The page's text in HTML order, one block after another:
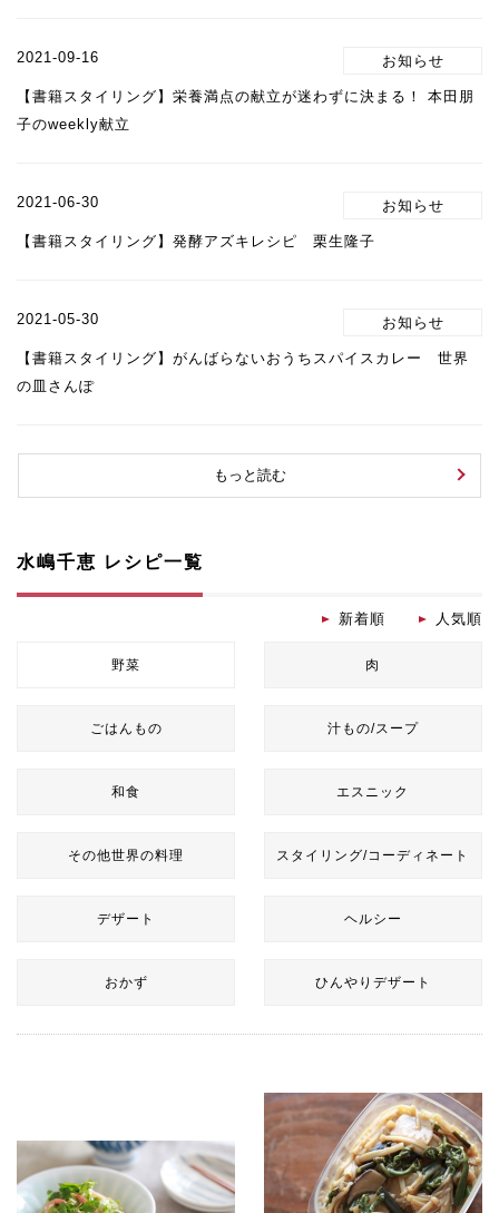
2021-09-16
【書籍スタイリング】栄養満点の献立が迷わずに決まる！ 本田朋
子のweekly献立
2021-06-30
【書籍スタイリング】発酵アズキレシピ 栗生隆子
2021-05-30
【書籍スタイリング】がんばらないおうちスパイスカレー 世界
の皿さんぽ
もっと読む
水嶋千恵 レシピ一覧
新着順 人気順
野菜 肉
ごはんもの 汁もの/スープ
和食 エスニック
その他世界の料理 スタイリング/コーディネート
デザート ヘルシー
おかず ひんやりデザート